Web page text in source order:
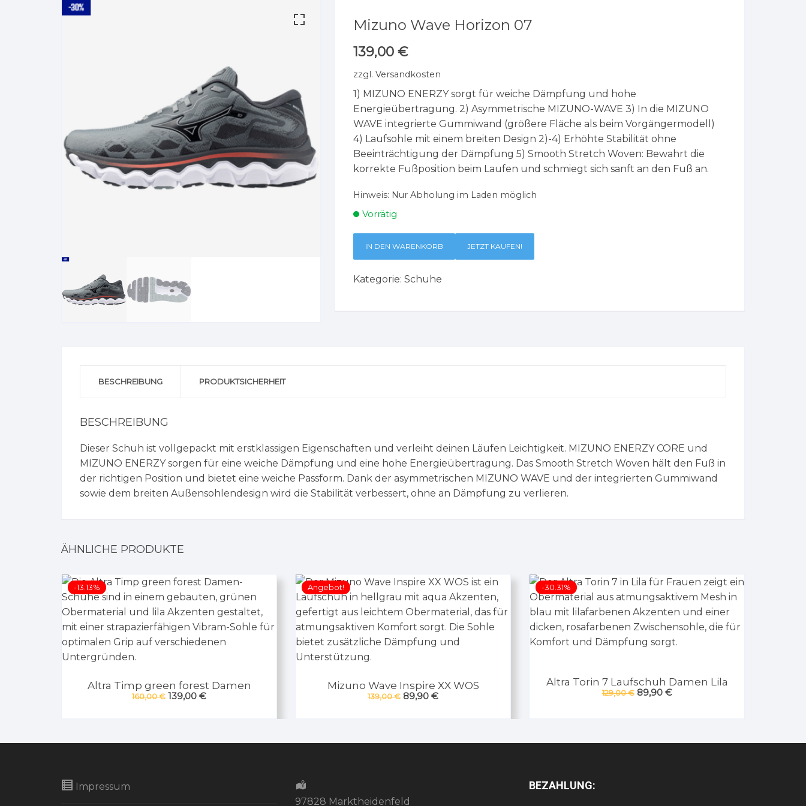
Mizuno Wave Horizon 07
139,00 €
zzgl. Versandkosten
1) MIZUNO ENERZY sorgt für weiche Dämpfung und hohe
Energieübertragung. 2) Asymmetrische MIZUNO-WAVE 3) In die MIZUNO
WAVE integrierte Gummiwand (größere Fläche als beim Vorgängermodell)
4) Laufsohle mit einem breiten Design 2)-4) Erhöhte Stabilität ohne
Beeinträchtigung der Dämpfung 5) Smooth Stretch Woven: Bewahrt die
korrekte Fußposition beim Laufen und schmiegt sich sanft an den Fuß an.
Hinweis: Nur Abholung im Laden möglich
Vorrätig
IN DEN WARENKORB JETZT KAUFEN!
Kategorie: Schuhe
BESCHREIBUNG PRODUKTSICHERHEIT
BESCHREIBUNG
Dieser Schuh ist vollgepackt mit erstklassigen Eigenschaften und verleiht deinen Läufen Leichtigkeit. MIZUNO ENERZY CORE und
MIZUNO ENERZY sorgen für eine weiche Dämpfung und eine hohe Energieübertragung. Das Smooth Stretch Woven hält den Fuß in
der richtigen Position und bietet eine weiche Passform. Dank der asymmetrischen MIZUNO WAVE und der integrierten Gummiwand
sowie dem breiten Außensohlendesign wird die Stabilität verbessert, ohne an Dämpfung zu verlieren.
ÄHNLICHE PRODUKTE
-13.13%
Altra Timp green forest Damen
160,00€ Ursprünglicher
Preis
139,00 €Aktueller
Angebot!
Mizuno Wave Inspire XX WOS
139,00€ Ursprünglicher
Preis
89,90 €Aktueller
-30.31%
Altra Torin 7 Laufschuh Damen Lila
129,00€ Ursprünglicher
Preis
89,90 €Aktueller
Impressum
97828 Marktheidenfeld
BEZAHLUNG: